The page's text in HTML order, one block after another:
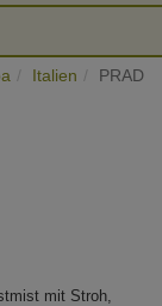
Italien PRAD
mit Stroh,